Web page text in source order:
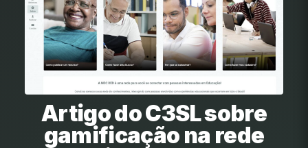
Artigo do C3SL sobre
gamificação na rede